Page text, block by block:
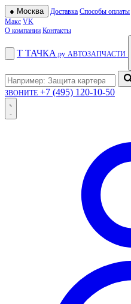
● Москва Доставка Способы оплаты
Макс VK
О компании Контакты
Т ТАЧКА .ру АВТОЗАПЧАСТИ
ЗВОНИТЕ +7 (495) 120-10-50